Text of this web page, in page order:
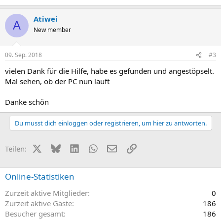
A Atiwei
New member
09. Sep. 2018 #3
vielen Dank für die Hilfe, habe es gefunden und angestöpselt.
Mal sehen, ob der PC nun läuft
Danke schön
Du musst dich einloggen oder registrieren, um hier zu antworten.
Teilen: X (Twitter)
BlueskyLinkedInWhatsApp
E-MailLink
Online-Statistiken
Zurzeit aktive Mitglieder
0
Zurzeit aktive Gäste
186
Besucher gesamt
186